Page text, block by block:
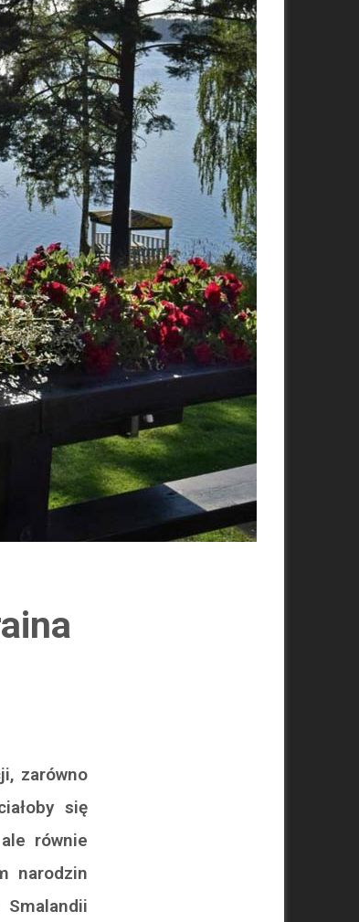
zarówno
się
równie
narodzin